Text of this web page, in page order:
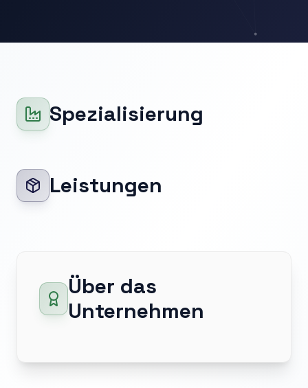
Spezialisierung
Leistungen
Über das
Unternehmen